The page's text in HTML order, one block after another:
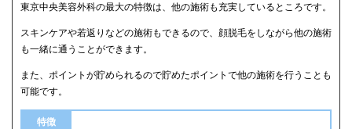
東京中央美容外科の最大の特徴は、他の施術も充実しているところです。
スキンケアや若返りなどの施術もできるので、顔脱毛をしながら他の施術
も一緒に通うことができます。
また、ポイントが貯められるので貯めたポイントで他の施術を行うことも
可能です。
特徴